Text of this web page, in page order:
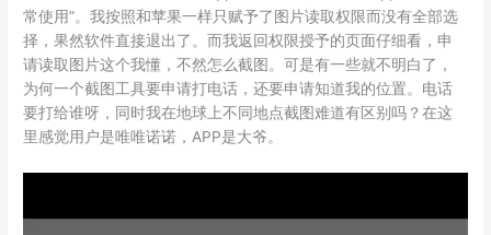
常使用”。我按照和苹果一样只赋予了图片读取权限而没有全部选
择，果然软件直接退出了。而我返回权限授予的页面仔细看，申
请读取图片这个我懂，不然怎么截图。可是有一些就不明白了，
为何一个截图工具要申请打电话，还要申请知道我的位置。电话
要打给谁呀，同时我在地球上不同地点截图难道有区别吗？在这
里感觉用户是唯唯诺诺，APP是大爷。